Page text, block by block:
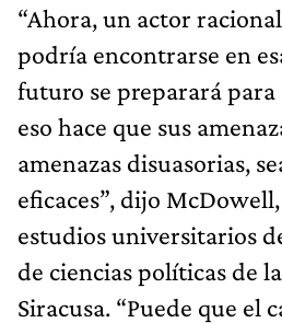
“Ahora, un actor
podría encontrarse en
futuro se preparará para
eso hace que sus
amenazas disuasorias,
eficaces”, dijo
estudios universitarios
de ciencias políticas de
Siracusa. “Puede que el